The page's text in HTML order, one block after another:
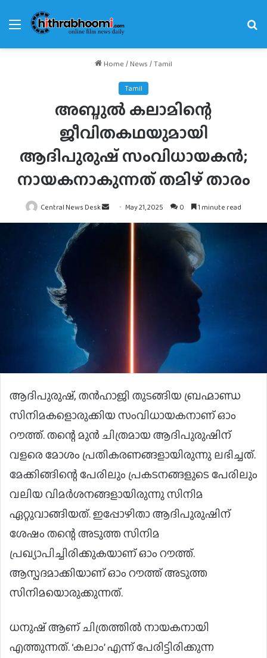
Menu
Home/News /Tamil
Tamil
അബ്ദുൽ കലാമിന്റെ
ജീവിതകഥയുമായി
ആദിപുരുഷ് സംവിധായകൻ;
നായകനാകുന്നത് തമിഴ് താരം
Central News Desk
Send
an
May 21, 2025 0 1 minute read
ആദിപുരുഷ്, തൻഹാജി തുടങ്ങിയ ബ്രഹ്മാണ്ഡ
സിനിമകളൊരുക്കിയ സംവിധായകനാണ് ഓം
റൗത്ത്. തന്റെ മുൻ ചിത്രമായ ആദിപുരുഷിന്
വളരെ മോശം പ്രതികരണങ്ങളായിരുന്നു ലഭിച്ചത്.
മേക്കിങ്ങിന്റെ പേരിലും പ്രകടനങ്ങളുടെ പേരിലും
വലിയ വിമർശനങ്ങളായിരുന്നു സിനിമ
ഏറ്റുവാങ്ങിയത്. ഇപ്പോഴിതാ ആദിപുരുഷിന്
ശേഷം തന്റെ അടുത്ത സിനിമ
പ്രഖ്യാപിച്ചിരിക്കുകയാണ് ഓം റൗത്ത്.
ആസ്പദമാക്കിയാണ് ഓം റൗത്ത് അടുത്ത
സിനിമയൊരുക്കുന്നത്.
ധനുഷ് ആണ് ചിത്രത്തിൽ നായകനായി
എത്തുന്നത്. ‘കലാം’ എന്ന് പേരിട്ടിരിക്കുന്ന